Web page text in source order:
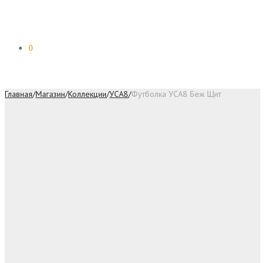
0
Главная/Магазин/Коллекции/УСА8/Футболка УСА8 Беж Щит